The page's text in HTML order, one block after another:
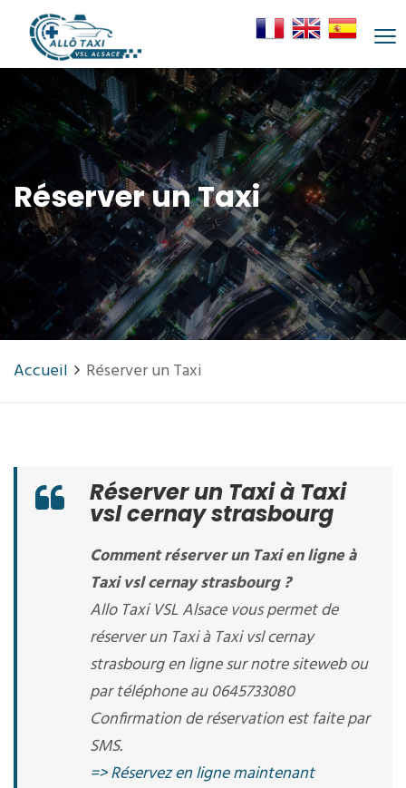
Réserver un Taxi
Accueil Réserver un Taxi
Réserver un Taxi à Taxi
vsl cernay strasbourg
Comment réserver un Taxi en ligne à
Taxi vsl cernay strasbourg ?
Allo Taxi VSL Alsace vous permet de
réserver un Taxi à Taxi vsl cernay
strasbourg en ligne sur notre siteweb ou
par téléphone au 0645733080
Confirmation de réservation est faite par
SMS.
=> Réservez en ligne maintenant